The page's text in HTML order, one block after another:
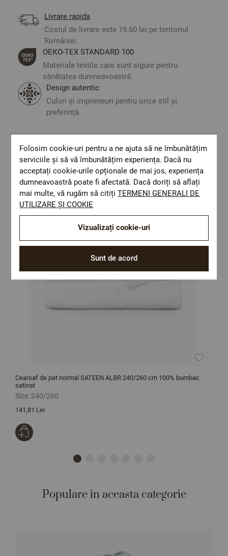
Livrare rapida
Costul de livrare este 19.60 lei pe teritoriul
României.
ОЕКО-ТЕX STANDARD 100
Materiale textile care sunt sigure pentru
sănătatea dumneavoastră.
Design autentic
Culori și imprimeuri pentru orice stil și
preferință.
Optiuni de a combina
Cearsaf de pat normal SATEEN ALBR 240/260 cm 100% bumbac
satinat
Size: 240/260
141,81 Lei
Populare in aceasta categorie
Folosim cookie-uri pentru a ne ajuta să ne îmbunătățim
serviciile și să vă îmbunătățim experiența. Dacă nu
acceptați cookie-urile opționale de mai jos, experiența
dumneavoastră poate fi afectată. Dacă doriți să aflați
mai multe, vă rugăm să citițiTERMENI GENERALI DE
UTILIZARE ȘI COOKIE
Sunt de acord
Vizualizați cookie-uri